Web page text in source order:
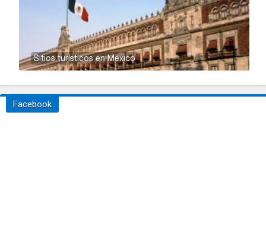
Sitios turísticos en México
Facebook